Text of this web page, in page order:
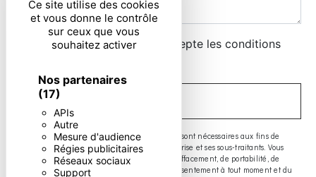
Ce site utilise des cookies
et vous donne le contrôle
sur ceux que vous
souhaitez activer
Nos partenaires
(17)
APIs
Autre
Mesure d'audience
Régies publicitaires
Réseaux sociaux
Support
En cochant cette case, j'accepte les conditions
** Les données personnelles communiquées sont nécessaires aux fins de
vous contacter. Elles sont destinées à l'entreprise et ses sous-traitants. Vous
disposez de droits d’accès, de rectification, d’effacement, de portabilité, de
limitation, d’opposition, de retrait de votre consentement à tout moment et du